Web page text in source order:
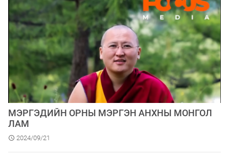
МЭРГЭДИЙН ОРНЫ МЭРГЭН АНХНЫ МОНГОЛ
ЛАМ
2024/09/21